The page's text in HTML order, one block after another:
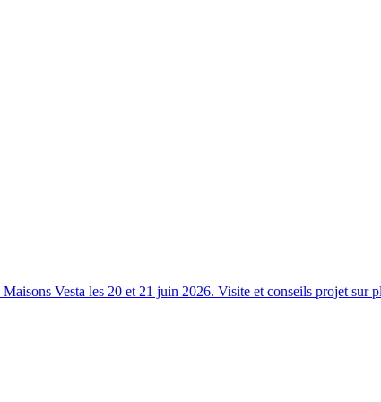
Vesta les 20 et 21 juin 2026. Visite et conseils projet sur